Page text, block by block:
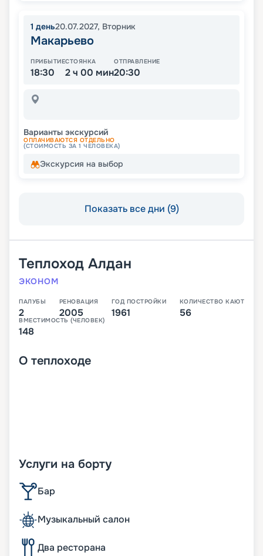
1 день20.07.2027, Вторник
Макарьево
ПРИБЫТИЕ
18:30
СТОЯНКА
2 ч 00 мин
ОТПРАВЛЕНИЕ
20:30
Варианты экскурсий
ОПЛАЧИВАЮТСЯ ОТДЕЛЬНО
(СТОИМОСТЬ ЗА 1 ЧЕЛОВЕКА)
Экскурсия на выбор
Показать все дни (9)
Теплоход Алдан
ЭКОНОМ
ПАЛУБЫ
2
РЕНОВАЦИЯ
2005
ГОД ПОСТРОЙКИ
1961
КОЛИЧЕСТВО КАЮТ
56
ВМЕСТИМОСТЬ (ЧЕЛОВЕК)
148
О теплоходе
Услуги на борту
Бар
Музыкальный салон
Два ресторана